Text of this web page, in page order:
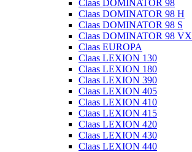
Claas DOMINATOR 98
Claas DOMINATOR 98 H
Claas DOMINATOR 98 S
Claas DOMINATOR 98 VX
Claas EUROPA
Claas LEXION 130
Claas LEXION 180
Claas LEXION 390
Claas LEXION 405
Claas LEXION 410
Claas LEXION 415
Claas LEXION 420
Claas LEXION 430
Claas LEXION 440